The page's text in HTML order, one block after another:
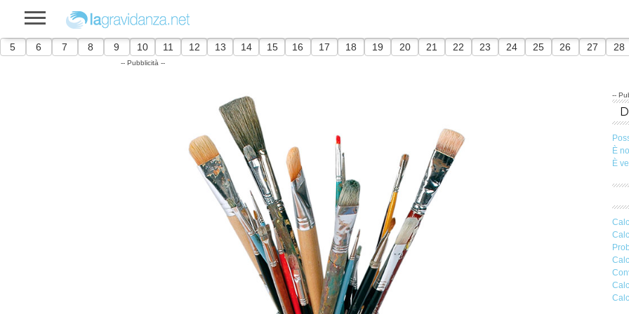
5 6 7 8 9 10 11 12 13 14 15 16 17 18 19 20 21 22 23 24 25 26 27 28
-- Pubblicità --
--
È
È